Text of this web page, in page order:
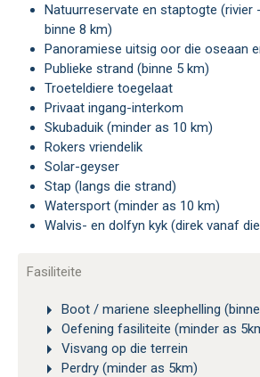
Natuurreservate en staptogte (rivier - binne 5 km; see -
binne 8 km)
Panoramiese uitsig oor die oseaan
Publieke strand (binne 5 km)
Troeteldiere toegelaat
Privaat ingang-interkom
Skubaduik (minder as 10 km)
Rokers vriendelik
Solar-geyser
Stap (langs die strand)
Watersport (minder as 10 km)
Walvis- en dolfyn kyk (direk vanaf
Fasiliteite
Boot / mariene sleephelling
Oefening fasiliteite (minder as
Visvang op die terrein
Perdry (minder as 5km)